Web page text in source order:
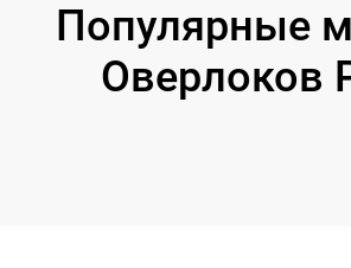
Популярные
Оверлоков